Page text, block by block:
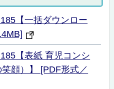
【一括ダウンロー
【表紙 育児コンシ
顔）】 [PDF形式／